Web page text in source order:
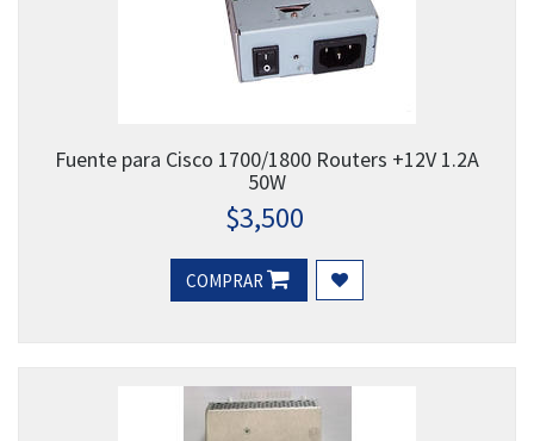
Fuente para Cisco 1700/1800 Routers +12V 1.2A
50W
$3,500
COMPRAR